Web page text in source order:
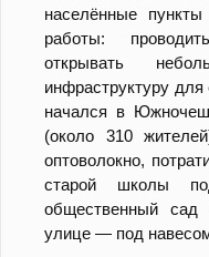
населённые
работы:
открывать
инфраструктуру
начался в
(около 310
оптоволокно,
старой школы
общественный
улице — под